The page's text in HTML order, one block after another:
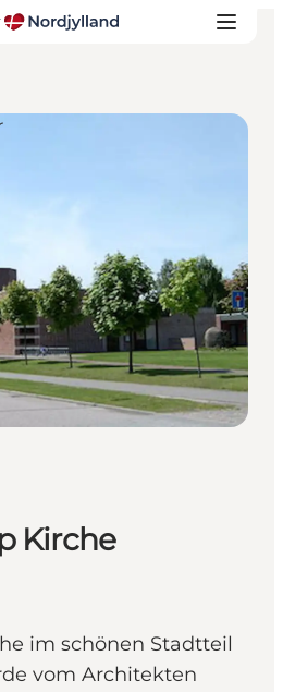
Kirche
im schönen Stadtteil
vom Architekten